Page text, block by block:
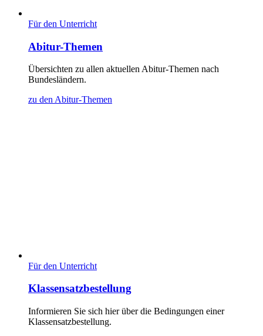
Für den Unterricht
Abitur-Themen
Übersichten zu allen aktuellen Abitur-Themen nach
Bundesländern.
zu den Abitur-Themen
Für den Unterricht
Klassensatzbestellung
Informieren Sie sich hier über die Bedingungen einer
Klassensatzbestellung.